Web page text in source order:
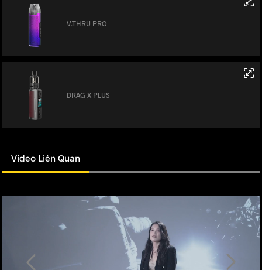
V.THRU PRO
DRAG X PLUS
Video Liên Quan